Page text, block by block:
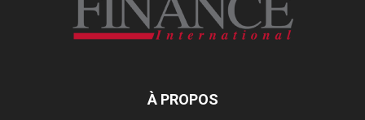
À PROPOS